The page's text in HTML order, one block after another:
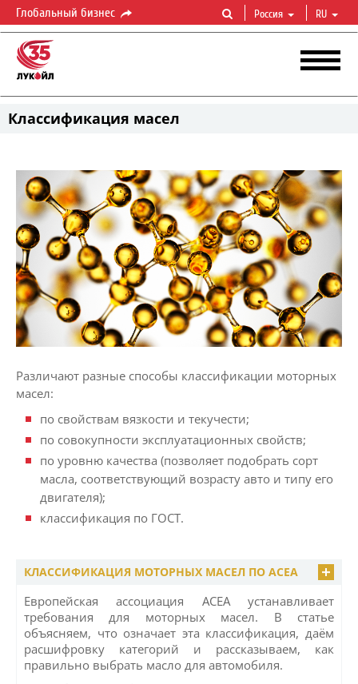
Глобальный бизнес Россия RU
Классификация масел
Различают разные способы классификации моторных
масел:
по свойствам вязкости и текучести;
по совокупности эксплуатационных свойств;
по уровню качества (позволяет подобрать сорт
масла, соответствующий возрасту авто и типу его
двигателя);
классификация по ГОСТ.
КЛАССИФИКАЦИЯ МОТОРНЫХ МАСЕЛ ПО ACEA
Европейская ассоциация ACEA устанавливает
требования для моторных масел. В статье
объясняем, что означает эта классификация, даём
расшифровку категорий и рассказываем, как
правильно выбрать масло для автомобиля.